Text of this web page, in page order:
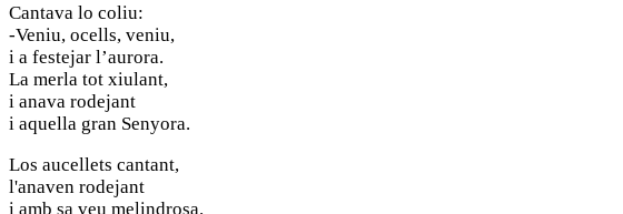
Cantava lo coliu:
-Veniu, ocells, veniu,
i a festejar l’aurora.
La merla tot xiulant,
i anava rodejant
i aquella gran Senyora.
Los aucellets cantant,
l'anaven rodejant
i amb sa veu melindrosa.